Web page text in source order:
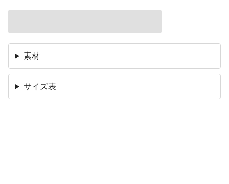
素材
サイズ表